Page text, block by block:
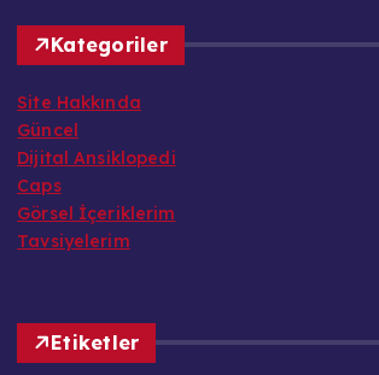
Kategoriler
Site Hakkında
Güncel
Dijital Ansiklopedi
Caps
Görsel İçeriklerim
Tavsiyelerim
Etiketler